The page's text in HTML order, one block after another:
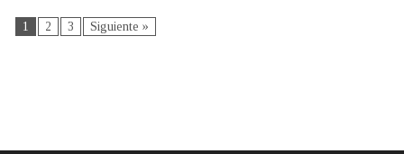
1 2 3 Siguiente »